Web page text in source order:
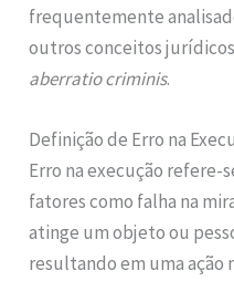
frequentemente
outros conceitos
aberratio criminis.
Definição de Erro na
Erro na execução refere-
fatores como falha na
atinge um objeto ou
resultando em uma ação